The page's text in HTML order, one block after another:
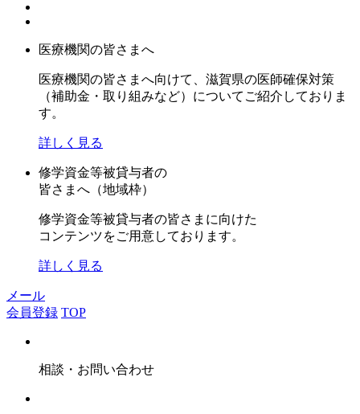
医療機関の皆さまへ
医療機関の皆さまへ向けて、滋賀県の医師確保対策
（補助金・取り組みなど）についてご紹介しておりま
す。
詳しく見る
修学資金等被貸与者の
皆さまへ（地域枠）
修学資金等被貸与者の皆さまに向けた
コンテンツをご用意しております。
詳しく見る
メール
会員登録 TOP
相談・お問い合わせ